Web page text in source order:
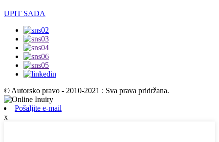
UPIT SADA
© Autorsko pravo - 2010-2021 : Sva prava pridržana.
Pošaljite e-mail
x